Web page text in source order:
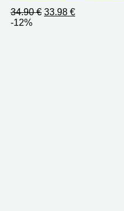
34.90€ Ursprünglicher
33.98 €Aktueller
-12%